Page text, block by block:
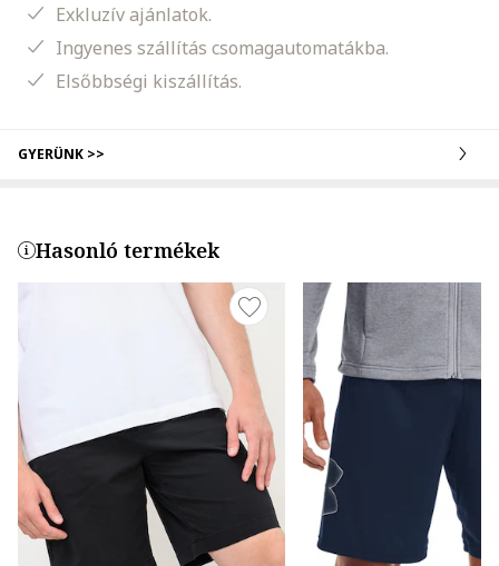
Exkluzív ajánlatok.
Ingyenes szállítás csomagautomatákba.
Elsőbbségi kiszállítás.
GYERÜNK >>
Hasonló termékek